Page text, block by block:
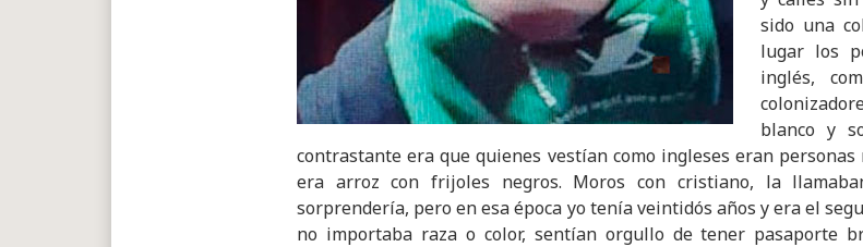
sido una
lugar los
inglés,
blanco y
contrastante era que quienes vestían como ingleses eran
era arroz con frijoles negros. Moros con cristiano, la
sorprendería, pero en esa época yo tenía veintidós años y era el
no importaba raza o color, sentían orgullo de tener pasaporte